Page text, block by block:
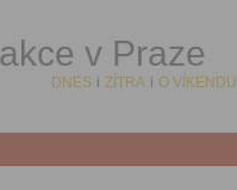
v Praze
DNES i ZÍTRA i O VÍKENDU